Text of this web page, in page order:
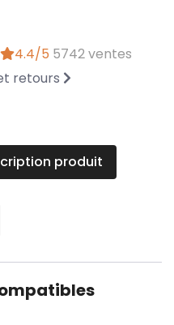
4.4/5 5742 ventes
retours
produit